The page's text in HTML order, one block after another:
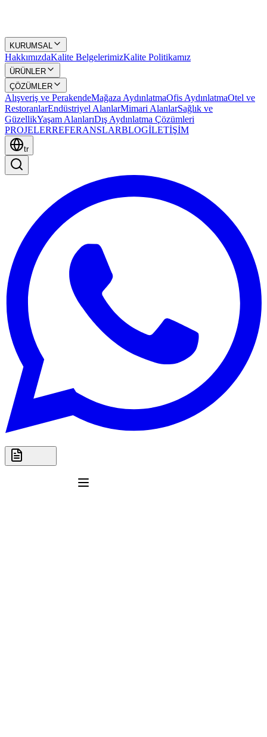
KURUMSAL
HakkımızdaKalite BelgelerimizKalite Politikamız
ÜRÜNLER
ÇÖZÜMLER
Alışveriş ve PerakendeMağaza AydınlatmaOfis AydınlatmaOtel ve
RestoranlarEndüstriyel AlanlarMimari AlanlarSağlık ve
GüzellikYaşam AlanlarıDış Aydınlatma Çözümleri
PROJELERREFERANSLARBLOGİLETİŞİM
tr